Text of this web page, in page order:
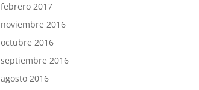
febrero 2017
noviembre 2016
octubre 2016
septiembre 2016
agosto 2016